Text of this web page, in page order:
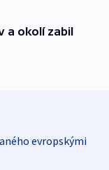
a okolí zabil
evropskými